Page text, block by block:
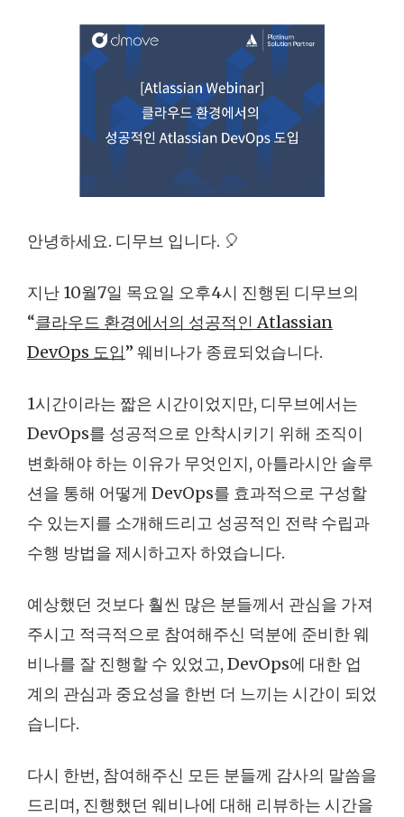
안녕하세요. 디무브 입니다. 🎈
지난 10월7일 목요일 오후4시 진행된 디무브의
“클라우드 환경에서의 성공적인 Atlassian
DevOps 도입” 웨비나가 종료되었습니다.
1시간이라는 짧은 시간이었지만, 디무브에서는
DevOps를 성공적으로 안착시키기 위해 조직이
변화해야 하는 이유가 무엇인지, 아틀라시안 솔루
션을 통해 어떻게 DevOps를 효과적으로 구성할
수 있는지를 소개해드리고 성공적인 전략 수립과
수행 방법을 제시하고자 하였습니다.
예상했던 것보다 훨씬 많은 분들께서 관심을 가져
주시고 적극적으로 참여해주신 덕분에 준비한 웨
비나를 잘 진행할 수 있었고, DevOps에 대한 업
계의 관심과 중요성을 한번 더 느끼는 시간이 되었
습니다.
다시 한번, 참여해주신 모든 분들께 감사의 말씀을
드리며, 진행했던 웨비나에 대해 리뷰하는 시간을